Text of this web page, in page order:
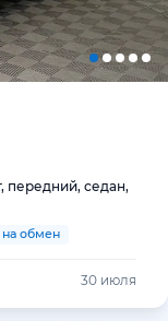
передний, седан,
обмен
30 июля